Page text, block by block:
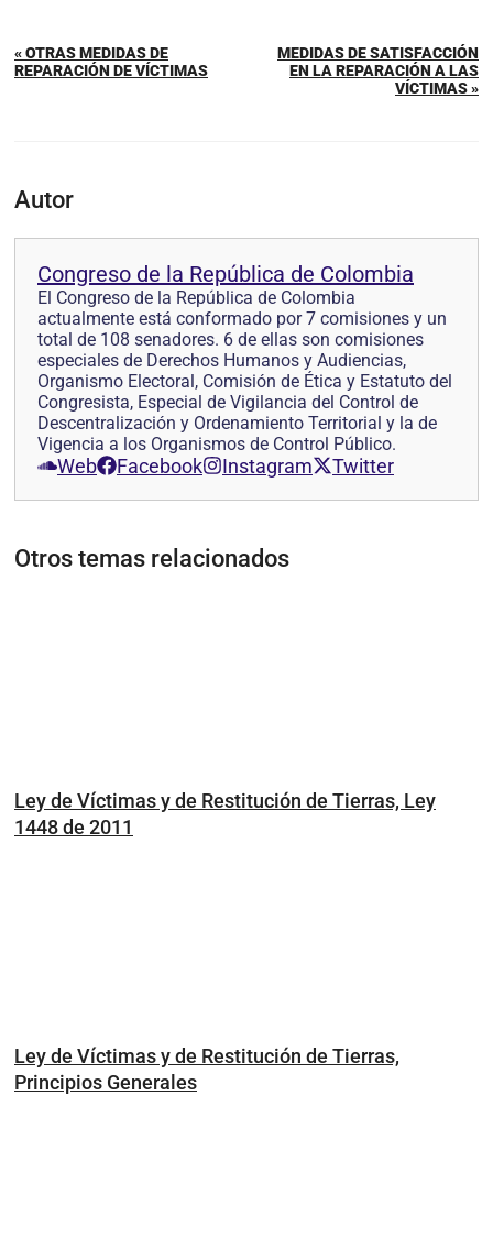
« OTRAS MEDIDAS DE
REPARACIÓN DE VÍCTIMAS
MEDIDAS DE SATISFACCIÓN
EN LA REPARACIÓN A LAS
VÍCTIMAS »
Autor
Congreso de la República de Colombia
El Congreso de la República de Colombia
actualmente está conformado por 7 comisiones y un
total de 108 senadores. 6 de ellas son comisiones
especiales de Derechos Humanos y Audiencias,
Organismo Electoral, Comisión de Ética y Estatuto del
Congresista, Especial de Vigilancia del Control de
Descentralización y Ordenamiento Territorial y la de
Vigencia a los Organismos de Control Público.
Web Facebook Instagram Twitter
Otros temas relacionados
Ley de Víctimas y de Restitución de Tierras, Ley
1448 de 2011
Ley de Víctimas y de Restitución de Tierras,
Principios Generales